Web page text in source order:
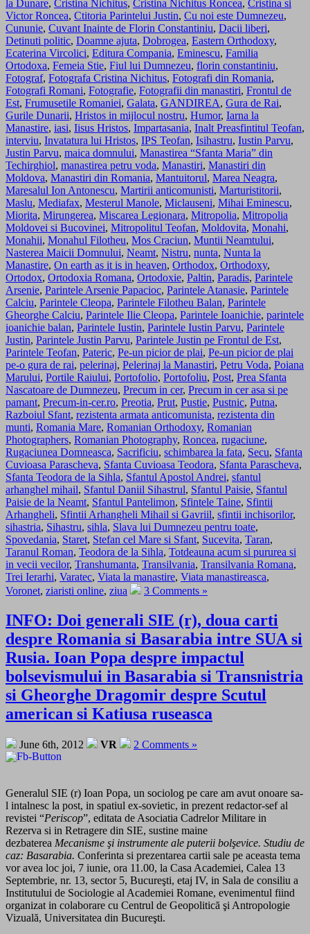
la Dunare, Cristina Nichitus, Cristina Nichitus Roncea, Cristina si
Victor Roncea, Ctitoria Parintelui Justin, Cu noi este Dumnezeu,
Cununie, Cuvant Inainte de Florin Constantiniu, Dacii liberi,
Detinuti politic, Doamne ajuta, Dobrogea, Eastern Orthodoxy,
Ecaterina Vircolici, Editura Compania, Eminescu, Familia
Ortodoxa, Femeia Stie, Fiul lui Dumnezeu, florin constantiniu,
Fotograf, Fotografa Cristina Nichitus, Fotografi din Romania,
Fotografi Romani, Fotografie, Fotografii din manastiri, Frontul de
Est, Frumusetile Romaniei, Galata, GANDIREA, Gura de Rai,
Gurile Dunarii, Hristos in mijlocul nostru, Humor, Iarna la
Manastire, iasi, Iisus Hristos, Impartasania, Inalt Preasfintitul Teofan,
interviu, Invatatura lui Hristos, IPS Teofan, Isihastru, Iustin Parvu,
Justin Parvu, maica domnului, Manastirea “Sfanta Maria” din
Techirghiol, manastirea petru voda, Manastiri, Manastiri din
Moldova, Manastiri din Romania, Mantuitorul, Marea Neagra,
Maresalul Ion Antonescu, Martirii anticomunisti, Marturistitorii,
Maslu, Mediafax, Mesterul Manole, Miclauseni, Mihai Eminescu,
Miorita, Mirungerea, Miscarea Legionara, Mitropolia, Mitropolia
Moldovei si Bucovinei, Mitropolitul Teofan, Moldovita, Monahi,
Monahii, Monahul Filotheu, Mos Craciun, Muntii Neamtului,
Nasterea Maicii Domnului, Neamt, Nistru, nunta, Nunta la
Manastire, On earth as it is in heaven, Orthodox, Orthodoxy,
Ortodox, Ortodoxia Romana, Ortodoxie, Paltin, Paradis, Parintele
Arsenie, Parintele Arsenie Papacioc, Parintele Atanasie, Parintele
Calciu, Parintele Cleopa, Parintele Filotheu Balan, Parintele
Gheorghe Calciu, Parintele Ilie Cleopa, Parintele Ioanichie, parintele
ioanichie balan, Parintele Iustin, Parintele Iustin Parvu, Parintele
Justin, Parintele Justin Parvu, Parintele Justin pe Frontul de Est,
Parintele Teofan, Pateric, Pe-un picior de plai, Pe-un picior de plai
pe-o gura de rai, pelerinaj, Pelerinaj la Manastiri, Petru Voda, Poiana
Marului, Portile Raiului, Portofolio, Portofoliu, Post, Prea Sfanta
Nascatoare de Dumnezeu, Precum in cer, Precum in cer asa si pe
pamant, Precum-in-cer.ro, Preotia, Prut, Pustie, Pustnic, Putna,
Razboiul Sfant, rezistenta armata anticomunista, rezistenta din
munti, Romania Mare, Romanian Orthodoxy, Romanian
Photographers, Romanian Photography, Roncea, rugaciune,
Rugaciunea Domneasca, Sacrificiu, schimbarea la fata, Secu, Sfanta
Cuvioasa Parascheva, Sfanta Cuvioasa Teodora, Sfanta Parascheva,
Sfanta Teodora de la Sihla, Sfantul Apostol Andrei, sfantul
arhanghel mihail, Sfantul Daniil Sihastrul, Sfantul Paisie, Sfantul
Paisie de la Neamt, Sfantul Pantelimon, Sfintele Taine, Sfintii
Arhangheli, Sfintii Arhangheli Mihail si Gavriil, sfintii inchisorilor,
sihastria, Sihastru, sihla, Slava lui Dumnezeu pentru toate,
Spovedania, Staret, Stefan cel Mare si Sfant, Sucevita, Taran,
Taranul Roman, Teodora de la Sihla, Totdeauna acum si pururea si
in vecii vecilor, Transhumanta, Transilvania, Transilvania Romana,
Trei Ierarhi, Varatec, Viata la manastire, Viata manastireasca,
Voronet, ziaristi online, ziua 3 Comments »
INFO: Doi generali SIE (r), doua carti
despre Romania si Basarabia intre SUA si
Rusia. Ioan Popa despre impactul
bolsevismului in Basarabia si Transnistria
si Gheorghe Dragomir despre Scutul
american si Katiusa ruseasca
June 6th, 2012 VR 2 Comments »
Generalul SIE (r) Ioan Popa, un sociolog pe care am avut onoare sa-
l intalnesc la post, in spatiul ex-sovietic, in prezent redactor-sef al
revistei “Periscop”, editata de Asociatia Cadrelor Militare in
Rezerva si in Retragere din SIE, sustine maine
dezbaterea Mecanisme şi instrumente ale puterii bolşevice. Studiu de
caz: Basarabia. Conferinta si prezentarea cartii sale pe aceasta tema
vor avea loc joi, 7 iunie, ora 11.00, la Casa Academiei, Calea 13
Septembrie, nr. 13, sector 5, Bucureşti, etaj IV, in Sala de consiliu a
Institutului de Sociologie al Academiei Romane, evenimentul fiind
organizat in colaborare cu Centrul de Geopolitică şi Antropologie
Vizuală, Universitatea din Bucureşti.